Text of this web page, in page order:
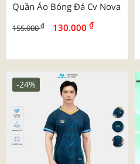
Quần Áo Bóng Đá Cv Nova
155.000₫ 130.000 ₫
-24%